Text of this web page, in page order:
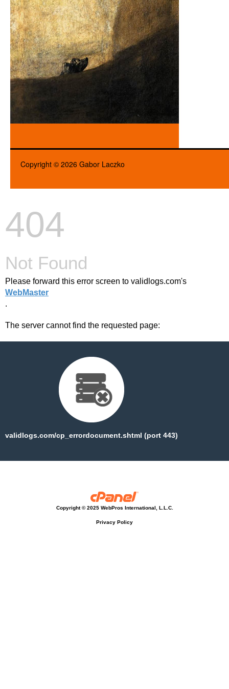
Copyright © 2026 Gabor Laczko
404
Not Found
Please forward this error screen to validlogs.com's
WebMaster
.
The server cannot find the requested page:
validlogs.com/cp_errordocument.shtml (port 443)
Copyright © 2025 WebPros International, L.L.C.
Privacy Policy